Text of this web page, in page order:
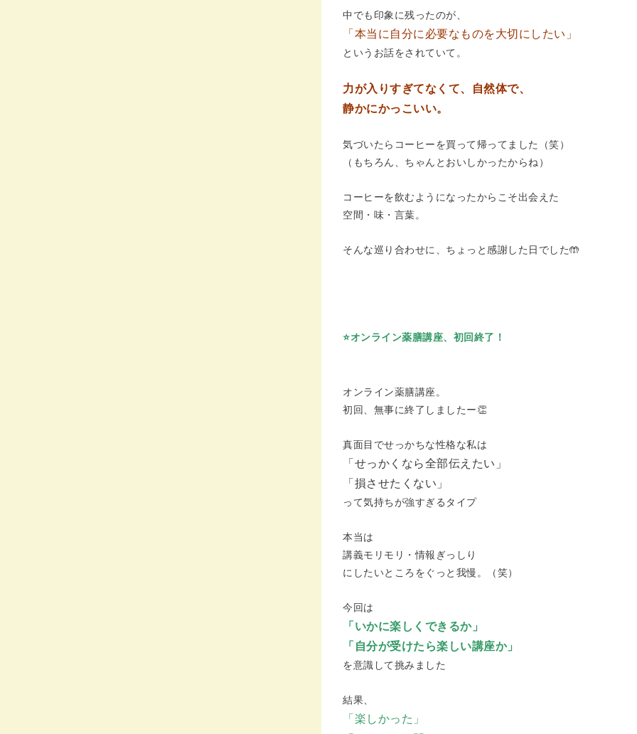
中でも印象に残ったのが、
「本当に自分に必要なものを大切にしたい」
というお話をされていて。
力が入りすぎてなくて、自然体で、
静かにかっこいい。
気づいたらコーヒーを買って帰ってました（笑）
（もちろん、ちゃんとおいしかったからね）
コーヒーを飲むようになったからこそ出会えた
空間・味・言葉。
そんな巡り合わせに、ちょっと感謝した日でした🤲
⭐️オンライン薬膳講座、初回終了！
オンライン薬膳講座。
初回、無事に終了しましたー👏
真面目でせっかちな性格な私は
「せっかくなら全部伝えたい」
「損させたくない」
って気持ちが強すぎるタイプ
本当は
講義モリモリ・情報ぎっしり
にしたいところをぐっと我慢。（笑）
今回は
「いかに楽しくできるか」
「自分が受けたら楽しい講座か」
を意識して挑みました
結果、
「楽しかった」